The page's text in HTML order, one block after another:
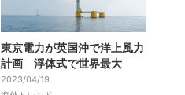
東京電力が英国沖で洋上風力
計画 浮体式で世界最大
2023/04/19